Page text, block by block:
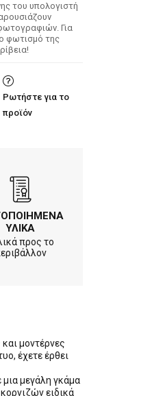
του υπολογιστή
Για
φωτισμό της
Ρωτήστε για το
προϊόν
ΥΛΙΚΑ
προς το
μοντέρνες
έχετε έρθει
μια μεγάλη γκάμα
ειδικά